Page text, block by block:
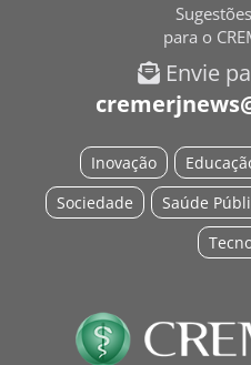
para o
Envie
Inovação
Saúde
Sociedade